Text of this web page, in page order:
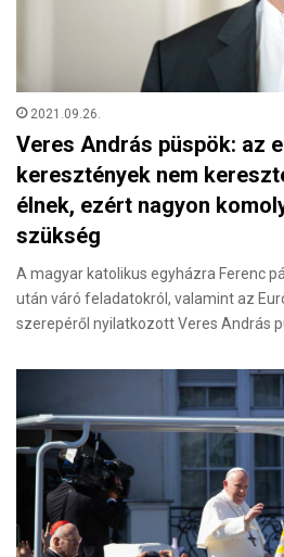
2021.09.26.
Veres András püspök: az
keresztények nem
élnek, ezért nagyon
szükség
A magyar katolikus egyházra Ferenc
után váró feladatokról, valamint az
szerepéről nyilatkozott Veres András